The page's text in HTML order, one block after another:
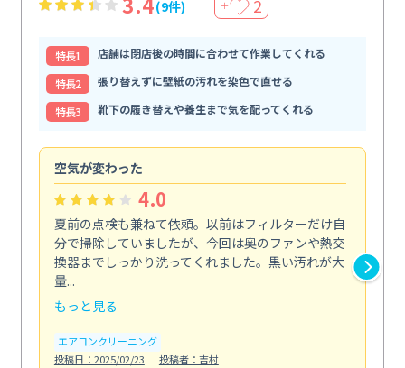
(9件) ＋ 2
特⻑1
店舗は閉店後の時間に合わせて作業してくれる
特⻑2
張り替えずに壁紙の汚れを染色で直せる
特⻑3
靴下の履き替えや養生まで気を配ってくれる
空気が変わった
4.0
夏前の点検も兼ねて依頼。以前はフィルターだけ自
分で掃除していましたが、今回は奥のファンや熱交
換器までしっかり洗ってくれました。黒い汚れが大
量...
もっと見る
エアコンクリーニング
投稿日：2025/02/23
投稿者：吉村